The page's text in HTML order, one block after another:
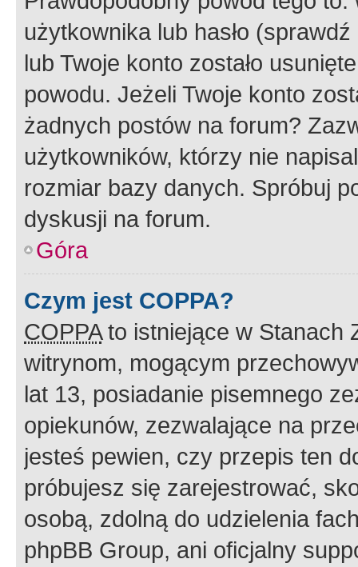
użytkownika lub hasło
lub Twoje konto zostało
powodu. Jeżeli Twoje konto
żadnych postów na forum?
użytkowników, którzy nie
rozmiar bazy danych. Spróbuj
dyskusji na forum.
Góra
Czym jest COPPA?
COPPAto istniejące w Stanach
witrynom, mogącym
lat 13, posiadanie pisemnego
opiekunów, zezwalające na
jesteś pewien, czy przepis ten
próbujesz się zarejestrować,
osobą, zdolną do udzielenia
phpBB Group, ani oficjalny